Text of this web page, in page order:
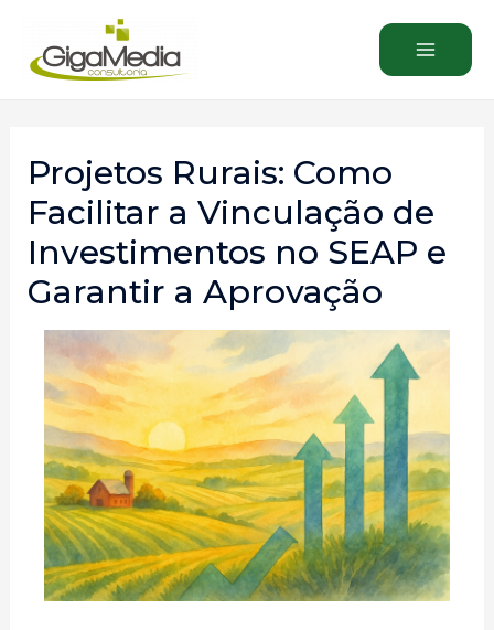
Projetos Rurais: Como
Facilitar a Vinculação de
Investimentos no SEAP e
Garantir a Aprovação